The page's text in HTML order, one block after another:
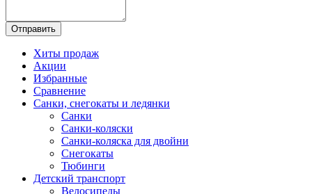
Отправить
Хиты продаж
Акции
Избранные
Сравнение
Санки, снегокаты и ледянки
Санки
Санки-коляски
Санки-коляска для двойни
Снегокаты
Тюбинги
Детский транспорт
Велосипеды